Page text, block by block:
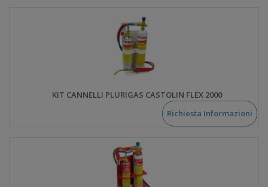
KIT CANNELLI PLURIGAS CASTOLIN FLEX 2000
Richiesta Informazioni